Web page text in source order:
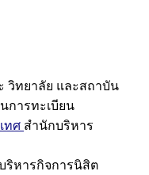
วิทยาลัย และสถาบัน
การทะเบียน
ทศ สำนักบริหาร
ริหารกิจการนิสิต